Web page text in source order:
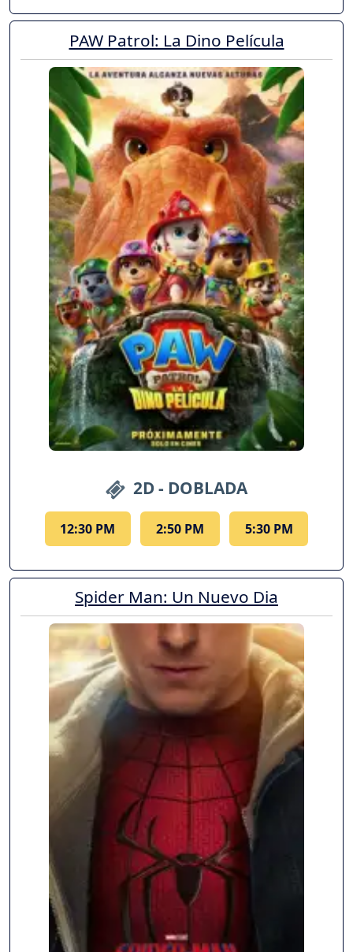
PAW Patrol: La Dino Película
2D - DOBLADA
12:30 PM 2:50 PM 5:30 PM
Spider Man: Un Nuevo Dia